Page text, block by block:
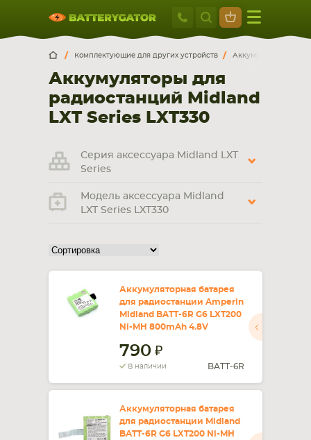
Москва
+7 495 414
Москва
г. Москва, ул. Ткацкая, 5с3 (м. Семеновская)
5 мин. ходьбы от ст.м. “Семеновская”
+7 495 414 28 59
9:00-21:00
смартфона, планшета
Комплектующие для других устройств Аккумуляторы для
Аккумуляторы для
радиостанций Midland
LXT Series LXT330
Серия аксессуара Midland LXT
Series
Модель аксессуара Midland
LXT Series LXT330
Аккумуляторная батарея
для радиостанции Amperin
Midland BATT-6R G6 LXT200
Ni-MH 800mAh 4.8V
790
В наличии BATT-6R
Аккумуляторная батарея
для радиостанции Midland
BATT-6R G6 LXT200 Ni-MH